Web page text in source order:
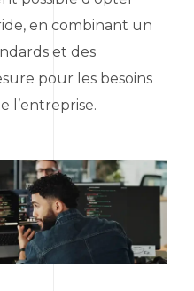
en combinant un
et des
pour les besoins
l’entreprise.